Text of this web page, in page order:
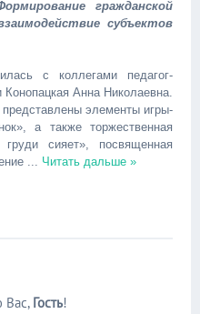
гражданской
субъектов
с коллегами педагог-
Анна Николаевна.
элементы игры-
а также торжественная
сияет», посвященная
... Читать дальше »
Вас, Гость!